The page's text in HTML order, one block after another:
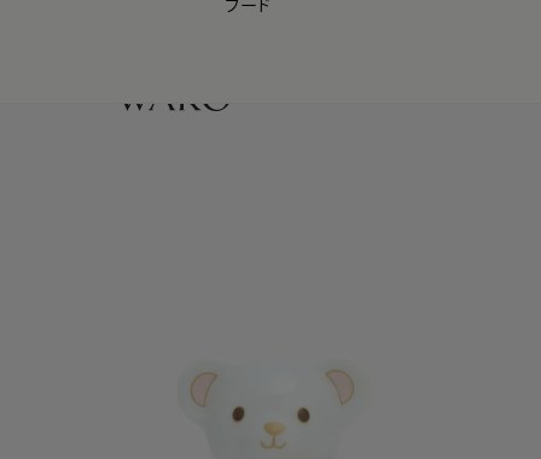
【会員様限定】夏のプレゼントキャンペーン開催中
フード